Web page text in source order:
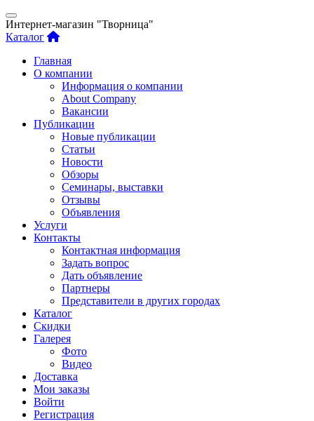
Интернет-магазин "Творница"
Каталог
Главная
О компании
Информация о компании
About Company
Вакансии
Публикации
Новые публикации
Статьи
Новости
Обзоры
Семинары, выставки
Отзывы
Объявления
Услуги
Контакты
Контактная информация
Задать вопрос
Дать объявление
Партнеры
Представители в других городах
Каталог
Скидки
Галерея
Фото
Видео
Доставка
Мои заказы
Войти
Регистрация